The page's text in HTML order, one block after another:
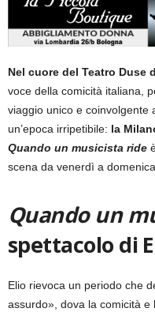
Nel cuore del Teatro Duse
voce della comicità italiana,
viaggio unico e coinvolgente
un’epoca irripetibile: la
Quando un musicista ride
scena da venerdì a
Quando un
spettacolo di
Elio rievoca un periodo che
assurdo», dova la comicità